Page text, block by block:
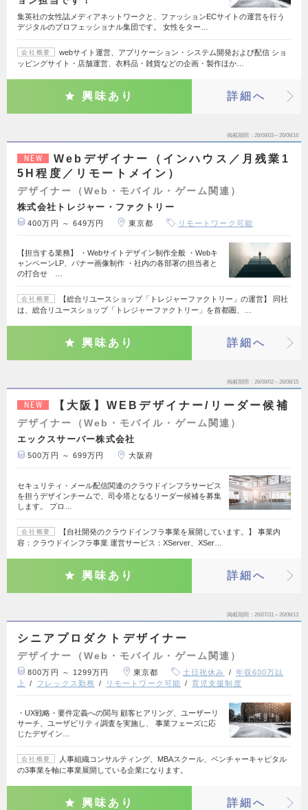
集英社の女性誌メディアネットワークと、ファッションECサイトの運営を行う
デジタルのプロフェッショナル集団です。 女性をター…
会社概要
webサイト運営、アプリケーション・システム開発および配信 ショ
ッピングサイト・店舗運営、衣料品・雑貨などの企画・製作ほか…
興味あり 詳細へ
掲載期間 26/08/03～26/08/16
NEW
Webデザイナー（インハウス／月残業1
5H程度／リモートメイン）
デザイナー（Web・モバイル・ゲーム関連）
株式会社トレジャー・ファクトリー
400万円 ～ 649万円 東京都 リモートワーク可能
【担当する業務】 ・Webサイトデザイン制作全般 ・Webキ
ャンペーンLP、バナー画像制作 ・社内の各部署の担当者と
の打合せ …
会社概要
【総合リユースショップ「トレジャーファクトリー」の運営】 同社
は、総合リユースショップ「トレジャーファクトリー」を首都圏、…
興味あり 詳細へ
掲載期間 26/08/02～26/08/15
NEW 【大阪】WEBデザイナー/リーダー候補
デザイナー（Web・モバイル・ゲーム関連）
エックスサーバー株式会社
500万円 ～ 699万円 大阪府
セキュリティ・メール配信関連のクラウドインフラサービス
を担うデザインチームで、司令塔となるリーダー候補を募集
します。 プロ…
会社概要
【自社開発のクラウドインフラ事業を展開しています。】 事業内
容：クラウドインフラ事業 運営サービス：XServer、XSer…
興味あり 詳細へ
掲載期間 26/07/31～26/08/13
シニアプロダクトデザイナー
デザイナー（Web・モバイル・ゲーム関連）
800万円 ～ 1299万円 東京都 土日祝休み
年収600万以
上
フレックス勤務 リモートワーク可能 育児支援制度
・UX戦略・要件定義への関与 顧客ヒアリング、ユーザーリ
サーチ、ユーザビリティ調査を実施し、 事業フェーズに応
じたデザイン…
会社概要
人事組織コンサルティング、MBAスクール、ベンチャーキャピタル
の3事業を軸に事業展開している企業になります。
興味あり 詳細へ